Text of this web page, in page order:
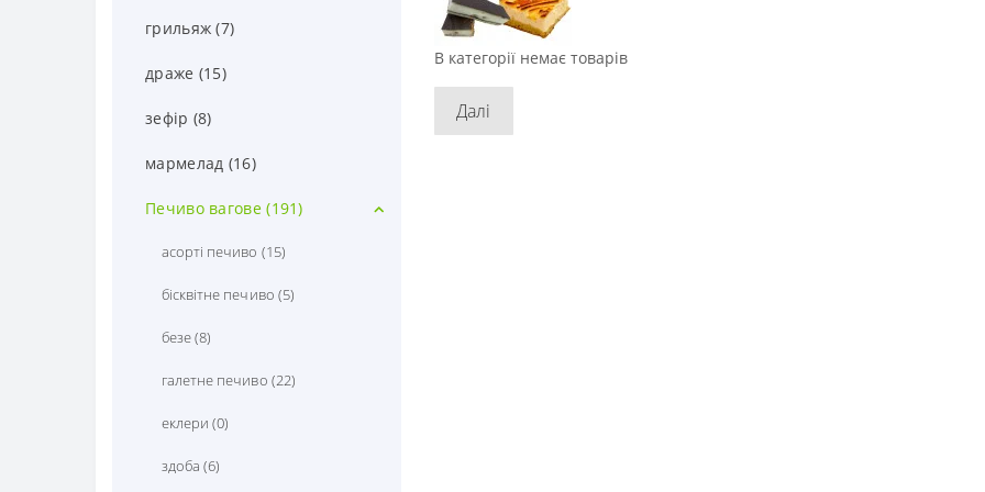
грильяж (7)
драже (15)
зефір (8)
мармелад (16)
Печиво вагове (191)
асорті печиво (15)
бісквітне печиво (5)
безе (8)
галетне печиво (22)
еклери (0)
здоба (6)
В категорії немає товарів
Далі